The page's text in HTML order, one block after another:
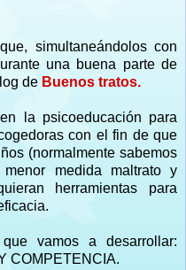
simultaneándolos con
una buena parte de
de Buenos tratos.
la psicoeducación para
con el fin de que
(normalmente sabemos
medida maltrato y
herramientas para
vamos a desarrollar:
COMPETENCIA.